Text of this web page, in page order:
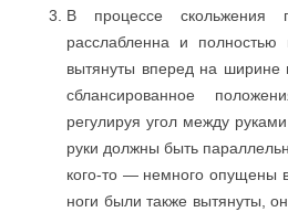
В процессе скольжения
расслабленна и полностью
вытянуты вперед на ширине
сблансированное
регулируя угол между
руки должны быть
кого-то — немного опущены
ноги были также вытянуты,